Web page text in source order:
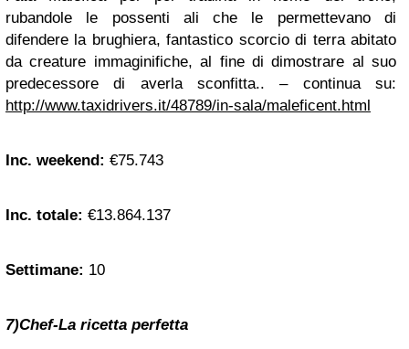
rubandole le possenti ali che le permettevano di
difendere la brughiera, fantastico scorcio di terra abitato
da creature immaginifiche, al fine di dimostrare al suo
predecessore di averla sconfitta.. – continua su:
http://www.taxidrivers.it/48789/in-sala/maleficent.html
Inc. weekend: €75.743
Inc. totale: €13.864.137
Settimane: 10
7)Chef-La ricetta perfetta